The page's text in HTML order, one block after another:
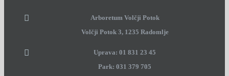
Arboretum Volčji Potok
Volčji Potok 3, 1235 Radomlje
Uprava: 01 831 23 45
Park: 031 379 705